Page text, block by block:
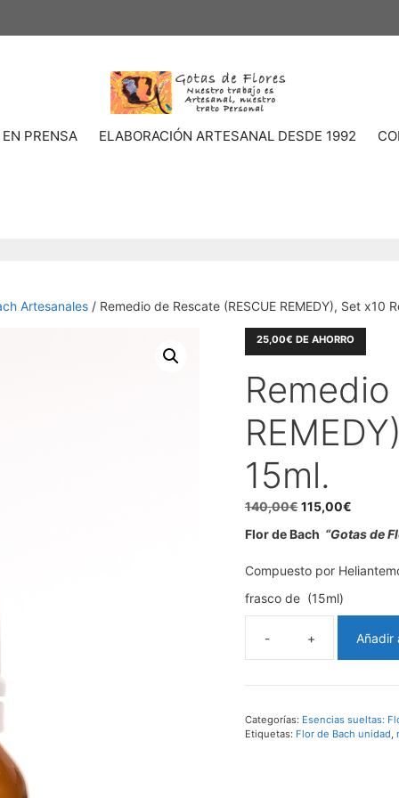
PRENSA ELABORACIÓN ARTESANAL DESDE 1992
Artesanales / Remedio de Rescate (RESCUE REMEDY), Set x10
25,00€ DE AHORRO
15ml.
140,00€ El
original
140,00€.
115,00€El
actual
Flor de Bach “Gotas de
Compuesto por
frasco de (15ml)
de
Rescate
REMEDY),
Set
Añadir
Categorías: Esencias sueltas:
Etiquetas: Flor de Bach unidad,